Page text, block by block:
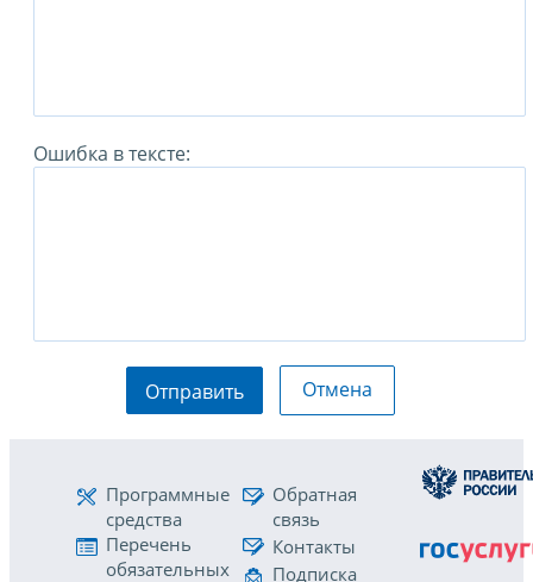
Ошибка в тексте:
Отправить Отмена
Программные
средства
Перечень
обязательных
Обратная
связь
Контакты
Подписка